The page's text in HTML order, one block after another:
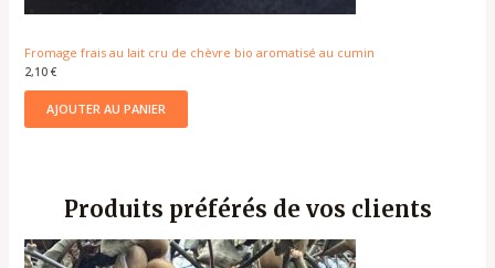
Fromage frais au lait cru de chèvre bio aromatisé au cumin
2,10€
AJOUTER AU PANIER
Produits préférés de vos clients